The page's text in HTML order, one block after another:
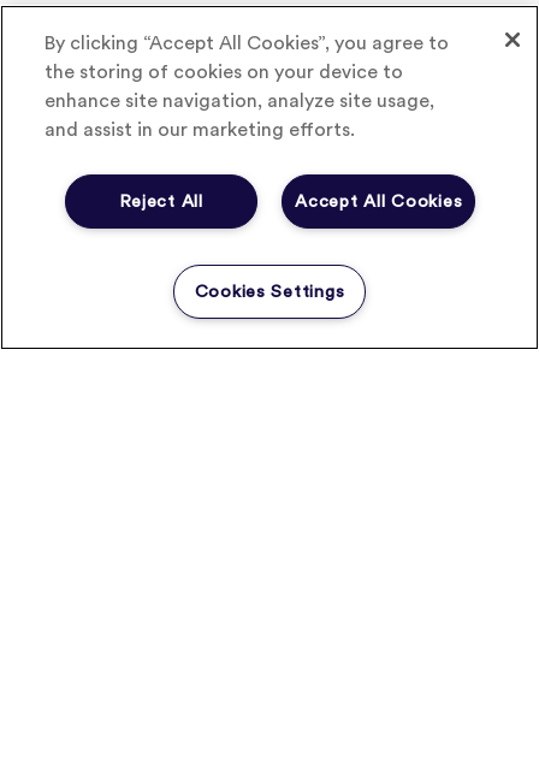
nouvelle présidente du CRIP Pharma
By clicking “Accept All Cookies”, you agree to
the storing of cookies on your device to
enhance site navigation, analyze site usage,
and assist in our marketing efforts.
Accept All Cookies
Reject All
Cookies Settings